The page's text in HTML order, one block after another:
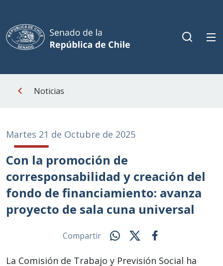
Noticias
Martes 21 de Octubre de 2025
Con la promoción de
corresponsabilidad y creación del
fondo de financiamiento: avanza
proyecto de sala cuna universal
Compartir
La Comisión de Trabajo y Previsión Social ha